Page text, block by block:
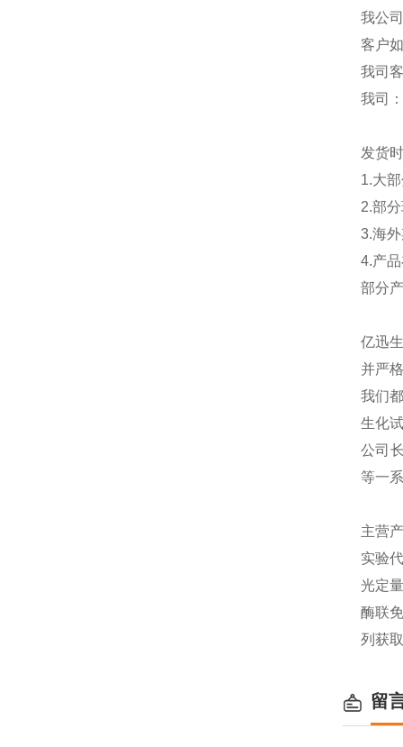
我公
客户
我司
我司
发货
1.大
2.部
3.海
4.产
部分
亿迅
并严
我们
生化
公司
等一
主营
实验
光定
酶联
列获
留